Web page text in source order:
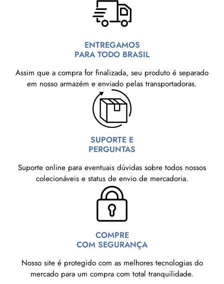
ENTREGAMOS
PARA TODO BRASIL
Assim que a compra for finalizada, seu produto é separado
em nosso armazém e enviado pelas transportadoras.
SUPORTE E
PERGUNTAS
Suporte online para eventuais dúvidas sobre todos nossos
colecionáveis e status de envio de mercadoria.
COMPRE
COM SEGURANÇA
Nosso site é protegido com as melhores tecnologias do
mercado para um compra com total tranquilidade.